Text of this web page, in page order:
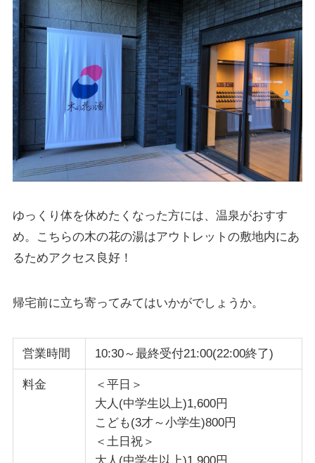
ゆっくり体を休めたくなった方には、温泉がおすす
め。こちらの木の花の湯はアウトレットの敷地内にあ
るためアクセス良好！
帰宅前に立ち寄ってみてはいかがでしょうか。
営業時間 10:30～最終受付21:00(22:00終了)
料金
＜平日＞
大人(中学生以上)1,600円
こども(3才～小学生)800円
＜土日祝＞